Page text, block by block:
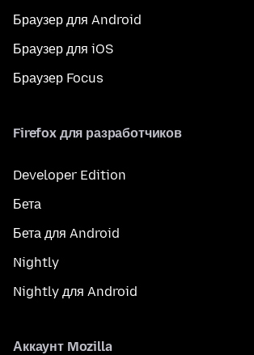
Браузер для Android
Браузер для iOS
Браузер Focus
Firefox для разработчиков
Developer Edition
Бета
Бета для Android
Nightly
Nightly для Android
Аккаунт Mozilla